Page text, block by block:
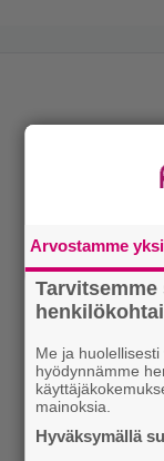
Arvostamme
Me ja
hyödynnämme
mainoksia.
Hyväksymällä